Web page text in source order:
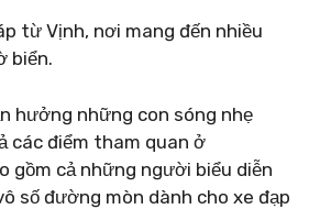
từ Vịnh, nơi mang đến nhiều
biển.
hưởng những con sóng nhẹ
các điểm tham quan ở
gồm cả những người biểu diễn
số đường mòn dành cho xe đạp